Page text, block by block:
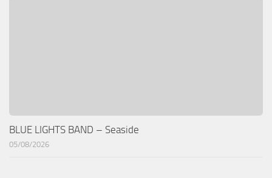
BLUE LIGHTS BAND – Seaside
05/08/2026